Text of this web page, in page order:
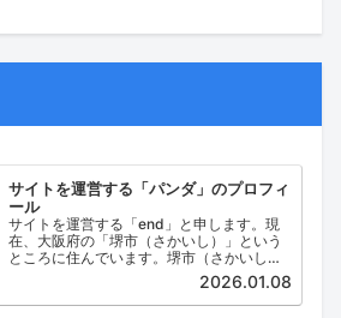
サイトを運営する「パンダ」のプロフィ
ール
サイトを運営する「end」と申します。現
在、大阪府の「堺市（さかいし）」という
ところに住んでいます。堺市（さかいし）
は、大阪府の泉北地域にある政令指定都市
で、府内では大阪市に次いで人口が多い都
市です。
2026.01.08